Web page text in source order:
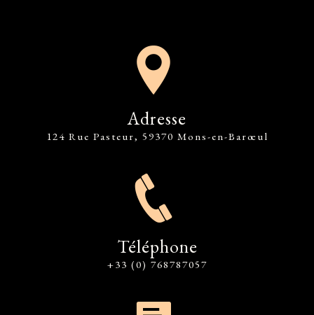
Adresse
124 Rue Pasteur, 59370 Mons-en-Barœul
Téléphone
+33 (0) 768787057